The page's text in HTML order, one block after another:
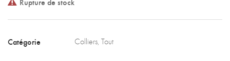
Catégorie Colliers ,Tout